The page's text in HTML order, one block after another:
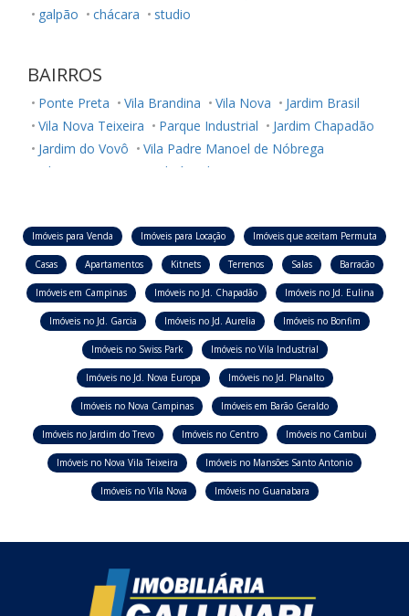
galpão
chácara studio
BAIRROS
Ponte Preta Vila Brandina Vila Nova
Jardim Brasil
Vila Nova Teixeira
Parque Industrial
Jardim Chapadão
Jardim do Vovô
Vila Padre Manoel de Nóbrega
Vila Progresso
Cambuí Vila Itapura
Imóveis para Venda Imóveis para Locação Imóveis que aceitam Permuta
Casas Apartamentos Kitnets Terrenos Salas Barracão
Imóveis em Campinas Imóveis no Jd. Chapadão Imóveis no Jd. Eulina
Imóveis no Jd. Garcia Imóveis no Jd. Aurelia Imóveis no Bonfim
Imóveis no Swiss Park Imóveis no Vila Industrial
Imóveis no Jd. Nova Europa Imóveis no Jd. Planalto
Imóveis no Nova Campinas Imóveis em Barão Geraldo
Imóveis no Jardim do Trevo Imóveis no Centro Imóveis no Cambui
Imóveis no Nova Vila Teixeira Imóveis no Mansões Santo Antonio
Imóveis no Vila Nova Imóveis no Guanabara